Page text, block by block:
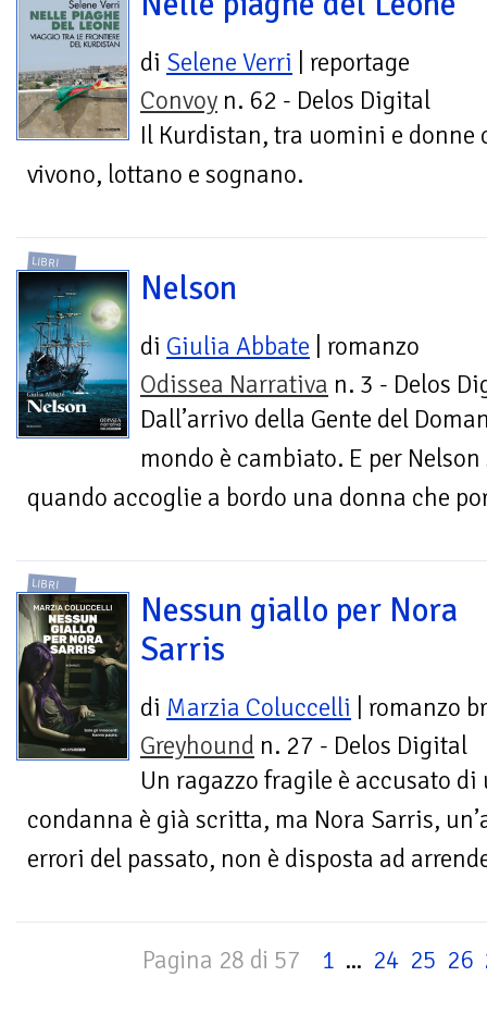
di Selene Verri | reportage
Convoy n. 62 - Delos Digital
Il Kurdistan, tra uomini e donne
vivono, lottano e sognano.
LIBRI
Nelson
di Giulia Abbate | romanzo
Odissea Narrativa n. 3 - Delos
Dall’arrivo della Gente del
mondo è cambiato. E per
quando accoglie a bordo una donna che
LIBRI
Nessun giallo per Nora
Sarris
di Marzia Coluccelli | romanzo
Greyhound n. 27 - Delos Digital
Un ragazzo fragile è accusato
condanna è già scritta, ma Nora Sarris,
errori del passato, non è disposta ad
Pagina 28 di 57 1 ... 24 25 26